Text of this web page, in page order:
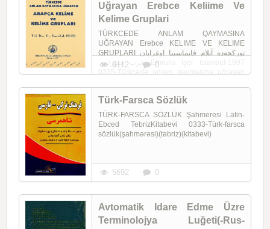
Uğrayan Erebce Keliime Ve
Kelime Gruplari
TÜRKCEDE ANLAM QAYMASINA
UĞRAYAN Erebce KELIME VE KELIME
GRUPLARI تورکجه‌ده آنلام قایماسینا اوغرایان
عرب سؤزلری Emrulla Işer Istanbul-1997
0335-Türkcədə anlam qaymasına uğrayan
6112 0
Türk-Farsca Sözlük
TÜRK-FARSCA SÖZLÜK Şahmeresi Latin-
Ebced TebrizKitabevi 0333-Türk-farsca
sözlük(şahmərəsi)(təbriz)(kitabevi)
5692 0
Avtomatik Idare Edme Üzre
Terminolojya Luğeti(-Rus-